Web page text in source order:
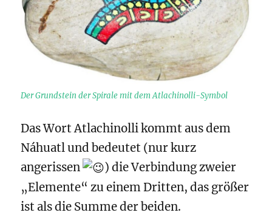
Der Grundstein der Spirale mit dem Atlachinolli-Symbol
Das Wort Atlachinolli kommt aus dem
Náhuatl und bedeutet (nur kurz
angerissen
) die Verbindung zweier
„Elemente“ zu einem Dritten, das größer
ist als die Summe der beiden.